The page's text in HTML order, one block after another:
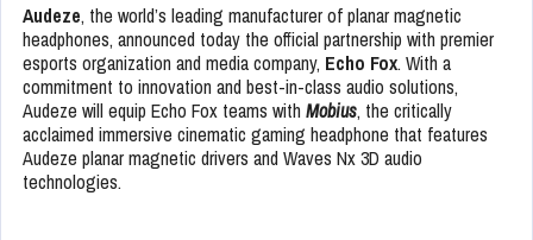
Audeze, the world’s leading manufacturer of planar magnetic
headphones, announced today the official partnership with premier
esports organization and media company, Echo Fox. With a
commitment to innovation and best-in-class audio solutions,
Audeze will equip Echo Fox teams with Mobius, the critically
acclaimed immersive cinematic gaming headphone that features
Audeze planar magnetic drivers and Waves Nx 3D audio
technologies.